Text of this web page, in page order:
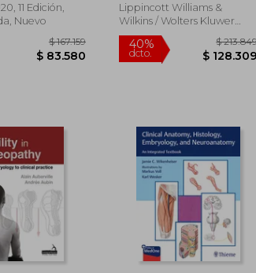
11 Edición,
Nuevo
dcto. $ 83.580
Lippincott Williams &
Wilkins / Wolters Kluwer
Health, 2012, 12 Edición,
Tapa Dura, Nuevo
dcto.